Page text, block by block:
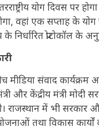
योग दिवस पर
वहां एक सप्ताह के योग
प्रोटोकॉल के
संवाद कार्यक्रम
और केंद्रीय मंत्री मोदी
में भी सरकार
तथा विकास कार्यों